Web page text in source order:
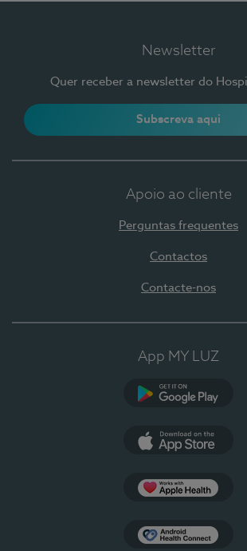
Newsletter
Quer receber a newsletter do
Subscreva aqui
Apoio ao cliente
Perguntas frequentes
Contactos
Contacte-nos
App MY LUZ